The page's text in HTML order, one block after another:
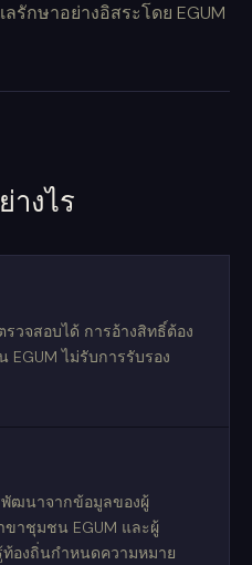
กษาอย่างอิสระโดย EGUM
างไร
วจสอบได้ การอ้างสิทธิ์ต้อง
EGUM ไม่รับการรับรอง
ฒนาจากข้อมูลของผู้
าชุมชน EGUM และผู้
องถิ่นกำหนดความหมาย